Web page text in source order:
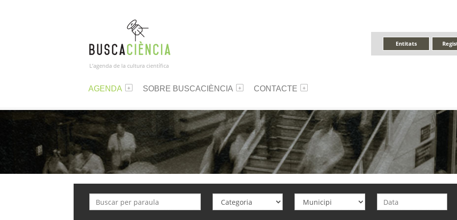
L’agenda de la cultura científica
Entitats
AGENDA SOBRE BUSCACIÈNCIA CONTACTE